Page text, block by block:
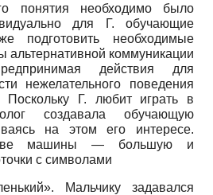
понятия необходимо было
для Г. обучающие
подготовить необходимые
альтернативной коммуникации
действия для
нежелательного поведения
Поскольку Г. любит играть в
создавала обучающую
на этом его интересе.
машины — большую и
с символами
Мальчику задавался